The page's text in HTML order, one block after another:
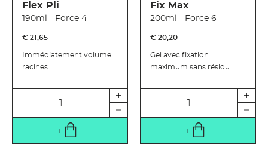
Flex Pli
190ml - Force 4
€ 21 ,65
Immédiatement volume
racines
Fix Max
200ml - Force 6
€ 20,20
Gel avec fixation
maximum sans résidu